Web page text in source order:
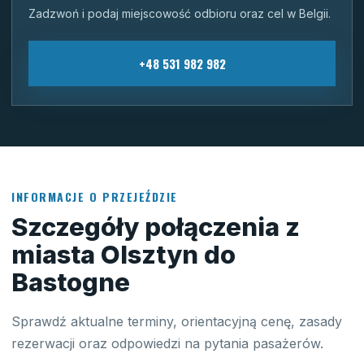
Zadzwoń i podaj miejscowość odbioru oraz cel w Belgii.
+48 531 982 982
INFORMACJE O PRZEJEŹDZIE
Szczegóły połączenia z
miasta Olsztyn do
Bastogne
Sprawdź aktualne terminy, orientacyjną cenę, zasady
rezerwacji oraz odpowiedzi na pytania pasażerów.